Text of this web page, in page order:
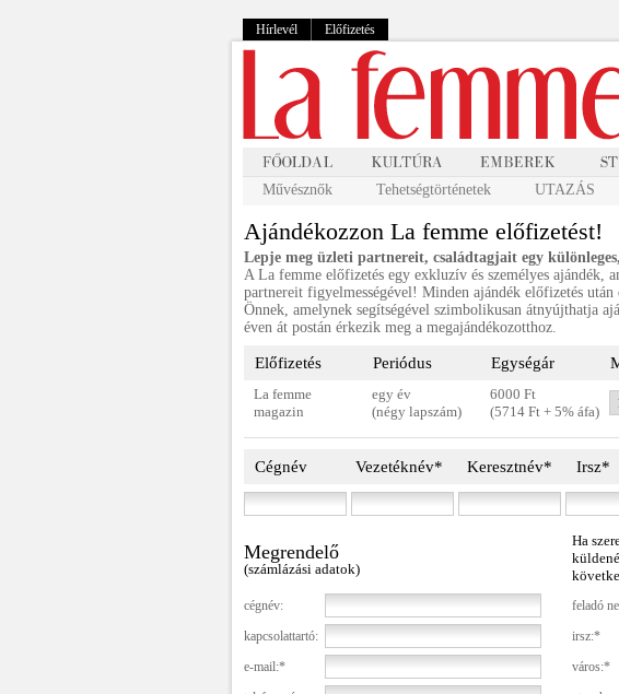
Hírlevél Előfizetés
Művésznők Tehetségtörténetek UTAZÁS
Ajándékozzon La femme előfizetést!
Lepje meg üzleti partnereit, családtagjait egy
A La femme előfizetés egy exkluzív és személyes ajándék,
partnereit figyelmességével! Minden ajándék előfizetés
Önnek, amelynek segítségével szimbolikusan átnyújthatja
éven át postán érkezik meg a megajándékozotthoz.
Előfizetés Periódus Egységár
La femme
magazin
egy év
(négy lapszám)
6000 Ft
(5714 Ft + 5% áfa)
Cégnév Vezetéknév* Keresztnév* Irsz*
Megrendelő
(számlázási adatok)
Ha
cégnév:
feladó
kapcsolattartó:
irsz:*
e-mail:*
város:*